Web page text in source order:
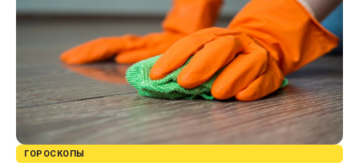
ГОРОСКОПЫ